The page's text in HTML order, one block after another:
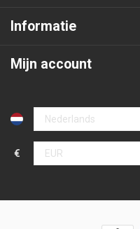
Informatie
Mijn account
€